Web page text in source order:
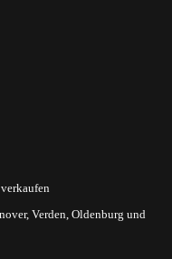
Verden, Oldenburg und